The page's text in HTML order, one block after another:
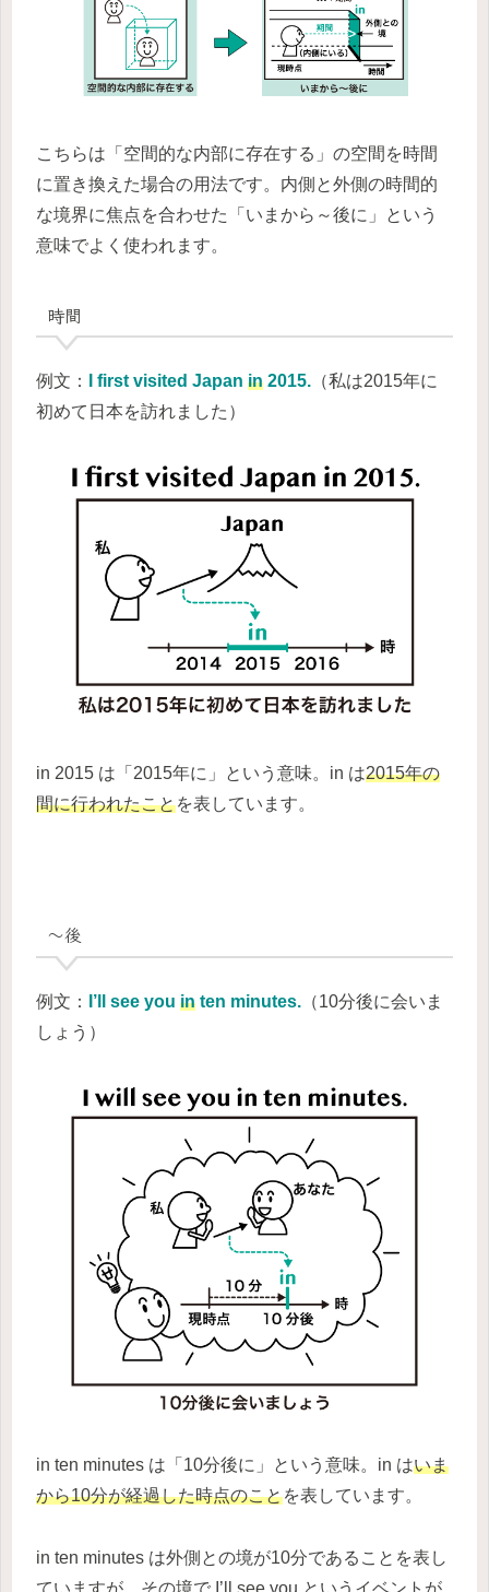
こちらは「空間的な内部に存在する」の空間を時間
に置き換えた場合の用法です。内側と外側の時間的
な境界に焦点を合わせた「いまから～後に」という
意味でよく使われます。
時間
例文： I first visited Japan in 2015. （私は2015年に
初めて日本を訪れました）
in 2015 は「2015年に」という意味。in は2015年の
間に行われたことを表しています。
～後
例文： I’ll see you in ten minutes. （10分後に会いま
しょう）
in ten minutes は「10分後に」という意味。in はいま
から10分が経過した時点のことを表しています。
in ten minutes は外側との境が10分であることを表し
ていますが、その境で I’ll see you というイベントが